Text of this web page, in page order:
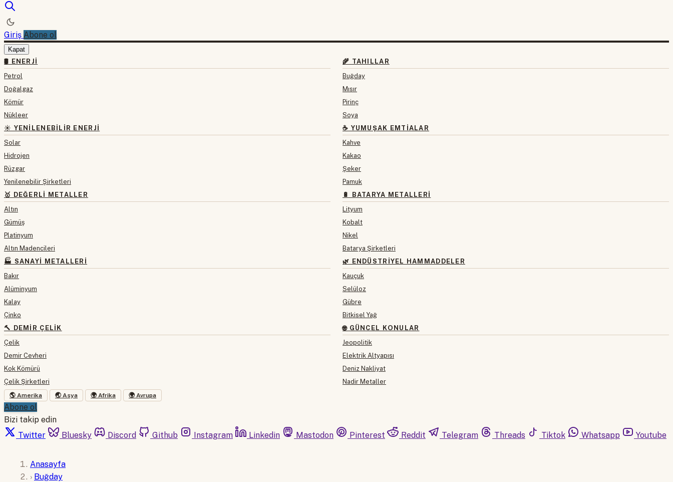
Giriş Abone ol
Kapat
🛢 ENERJI
Petrol
Doğalgaz
Kömür
Nükleer
☀️ YENILENEBILIR ENERJI
Solar
Hidrojen
Rüzgar
Yenilenebilir Şirketleri
🥇 DEĞERLI METALLER
Altın
Gümüş
Platinyum
Altın Madencileri
🏭 SANAYI METALLERI
Bakır
Alüminyum
Kalay
Çinko
🔨 DEMIR ÇELIK
Çelik
Demir Cevheri
Kok Kömürü
Çelik Şirketleri
🌾 TAHILLAR
Buğday
Mısır
Pirinç
Soya
☕ YUMUŞAK EMTIALAR
Kahve
Kakao
Şeker
Pamuk
🔋 BATARYA METALLERI
Lityum
Kobalt
Nikel
Batarya Şirketleri
🌿 ENDÜSTRIYEL HAMMADDELER
Kauçuk
Selüloz
Gübre
Bitkisel Yağ
🌐 GÜNCEL KONULAR
Jeopolitik
Elektrik Altyapısı
Deniz Nakliyat
Nadir Metaller
🌎 Amerika 🌏 Asya 🌍 Afrika 🌍 Avrupa
Abone ol
Bizi takip edin
Twitter
Bluesky Discord Github Instagram Linkedin Mastodon Pinterest Reddit Telegram Threads Tiktok Whatsapp Youtube
Anasayfa
› Buğday